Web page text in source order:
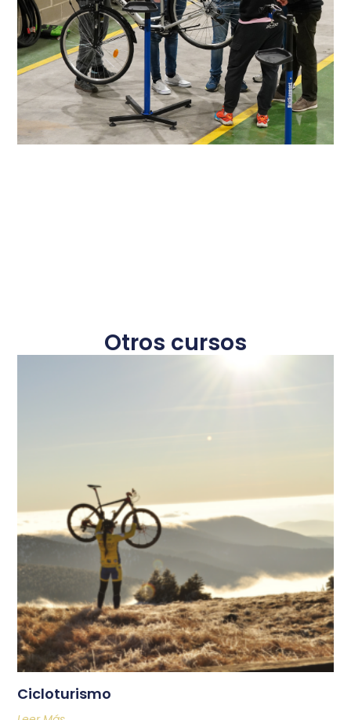
Otros cursos
Cicloturismo